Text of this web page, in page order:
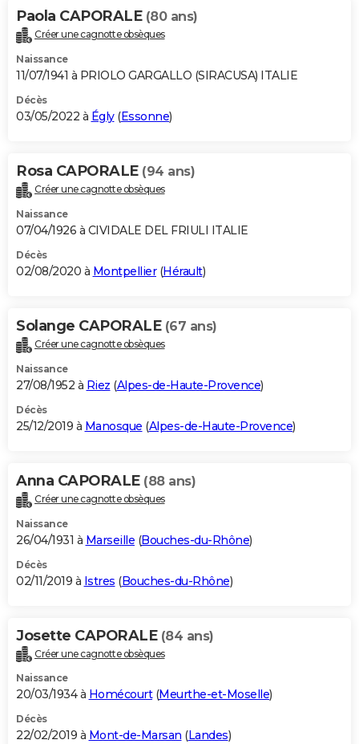
Paola CAPORALE (80 ans)
Créer une cagnotte obsèques
Naissance
11/07/1941 à PRIOLO GARGALLO (SIRACUSA) ITALIE
Décès
03/05/2022 à Égly(Essonne)
Rosa CAPORALE (94 ans)
Créer une cagnotte obsèques
Naissance
07/04/1926 à CIVIDALE DEL FRIULI ITALIE
Décès
02/08/2020 à Montpellier(Hérault)
Solange CAPORALE (67 ans)
Créer une cagnotte obsèques
Naissance
27/08/1952 à Riez (Alpes-de-Haute-Provence)
Décès
25/12/2019 à Manosque (Alpes-de-Haute-Provence)
Anna CAPORALE (88 ans)
Créer une cagnotte obsèques
Naissance
26/04/1931 à Marseille (Bouches-du-Rhône)
Décès
02/11/2019 à Istres (Bouches-du-Rhône)
Josette CAPORALE (84 ans)
Créer une cagnotte obsèques
Naissance
20/03/1934 à Homécourt(Meurthe-et-Moselle)
Décès
22/02/2019 à Mont-de-Marsan (Landes)